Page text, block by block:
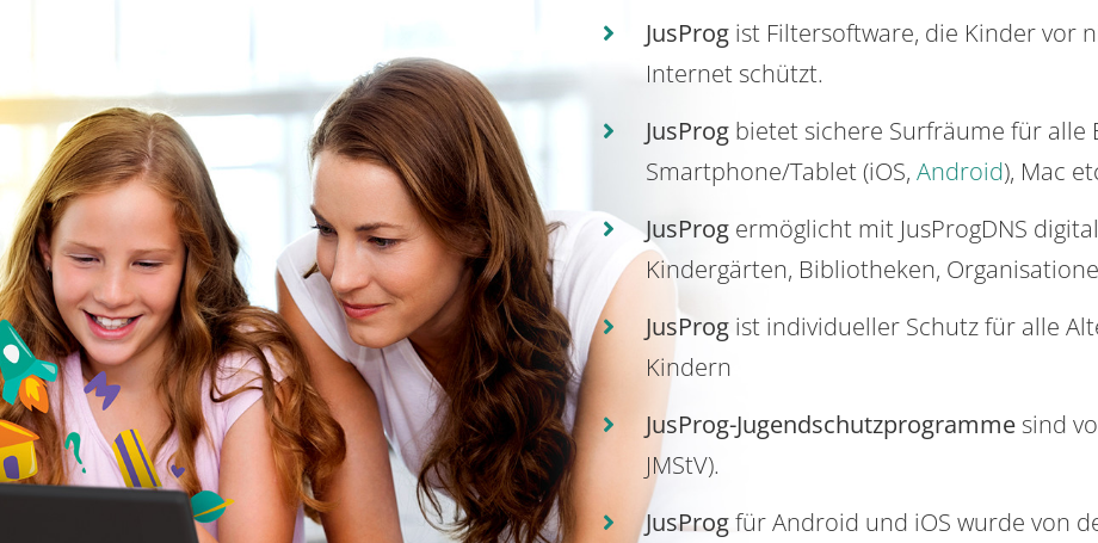
JusProgist Filtersoftware, die Kinder vor
Internet schützt.
JusProgbietet sichere Surfräume für alle
Smartphone/Tablet (iOS, Android), Mac
JusProg ermöglicht mit JusProgDNS
Kindergärten, Bibliotheken,
JusProgist individueller Schutz für alle
Kindern
JusProg-Jugendschutzprogrammesind
JMStV).
JusProgfür Android und iOS wurde von